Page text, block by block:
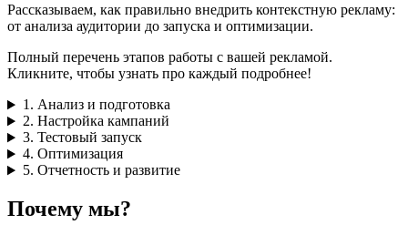
Рассказываем, как правильно внедрить контекстную рекламу:
от анализа аудитории до запуска и оптимизации.
Полный перечень этапов работы с вашей рекламой.
Кликните, чтобы узнать про каждый подробнее!
1. Анализ и подготовка
2. Настройка кампаний
3. Тестовый запуск
4. Оптимизация
5. Отчетность и развитие
Почему мы?